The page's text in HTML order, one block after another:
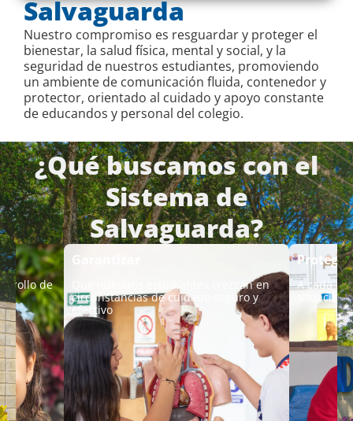
Salvaguarda
Nuestro compromiso es resguardar y proteger el
bienestar, la salud física, mental y social, y la
seguridad de nuestros estudiantes, promoviendo
un ambiente de comunicación fluida, contenedor y
protector, orientado al cuidado y apoyo constante
de educandos y personal del colegio.
¿Qué buscamos con el
Sistema de
Salvaguarda?
de
Garantizar
Que nuestros estudiantes crezcan en
circunstancias de cuidado seguro y
efectivo
Proteger
A cada